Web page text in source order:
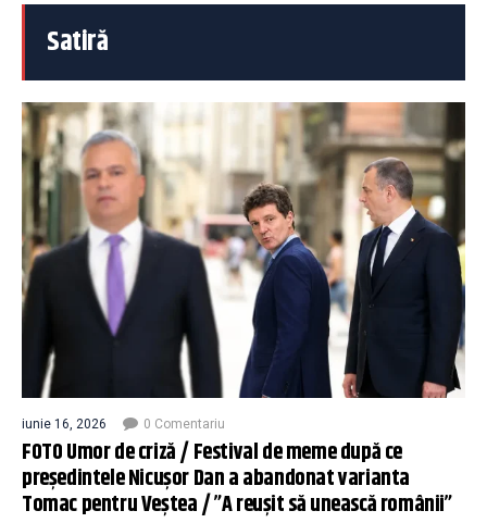
Satiră
iunie 16, 2026 0 Comentariu
FOTO Umor de criză / Festival de meme după ce
președintele Nicușor Dan a abandonat varianta
Tomac pentru Veștea / ”A reușit să unească românii”